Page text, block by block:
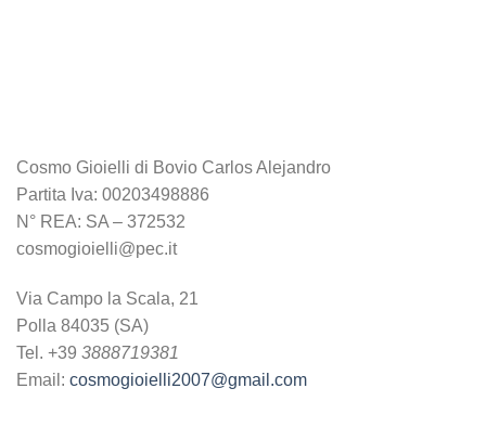
Cosmo Gioielli di Bovio Carlos Alejandro
Partita Iva: 00203498886
N° REA: SA – 372532
cosmogioielli@pec.it
Via Campo la Scala, 21
Polla 84035 (SA)
Tel. +39 3888719381
Email: cosmogioielli2007@gmail.com